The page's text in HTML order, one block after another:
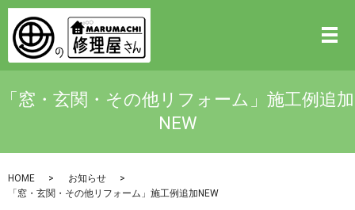
「窓・玄関・その他リフォーム」施工例追加
NEW
HOME
お知らせ
「窓・玄関・その他リフォーム」施工例追加NEW